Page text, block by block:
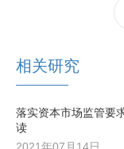
相关研究
落实资本市场监管要
读